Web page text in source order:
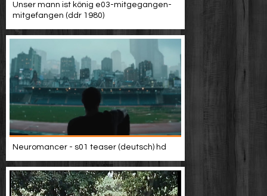
Unser mann ist könig e03-mitgegangen-
mitgefangen (ddr 1980)
Neuromancer - s01 teaser (deutsch) hd